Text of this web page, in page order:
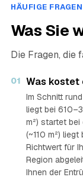
HÄUFIGE FRAGEN
Was Sie
Die Fragen, die
01 Was kostet
Im Schnitt
liegt bei
m²) startet
(~110 m²)
Richtwert für
Region
Ihnen der